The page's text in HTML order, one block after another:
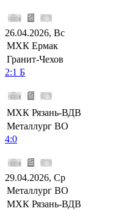
26.04.2026, Вс
МХК Ермак
Гранит-Чехов
2:1 Б
МХК Рязань-ВДВ
Металлург ВО
4:0
29.04.2026, Ср
Металлург ВО
МХК Рязань-ВДВ